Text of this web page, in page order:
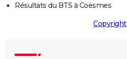
Résultats du BTS à Coësmes
Copyright